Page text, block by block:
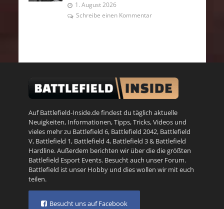
1. August 2026
Schreibe einen Kommentar
Auf Battlefield-Inside.de findest du täglich aktuelle
Neuigkeiten, Informationen, Tipps, Tricks, Videos und
vieles mehr zu Battlefield 6, Battlefield 2042, Battlefield
V, Battlefield 1, Battlefield 4, Battlefield 3& Battlefield
Hardline. Außerdem berichten wir über die die größten
Battlefield Esport Events. Besucht auch unser Forum.
Battlefield ist unser Hobby und dies wollen wir mit euch
teilen.
Besucht uns auf Facebook